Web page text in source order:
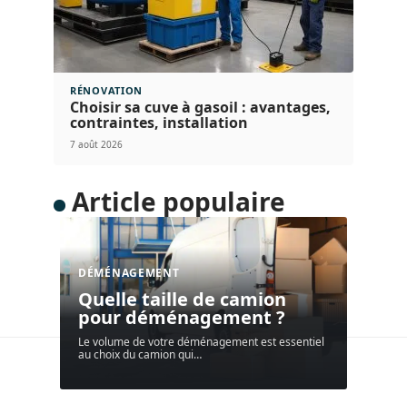
RÉNOVATION
Choisir sa cuve à gasoil : avantages,
contraintes, installation
7 août 2026
Article populaire
DÉMÉNAGEMENT
Quelle taille de camion
pour déménagement ?
Le volume de votre déménagement est essentiel
au choix du camion qui…